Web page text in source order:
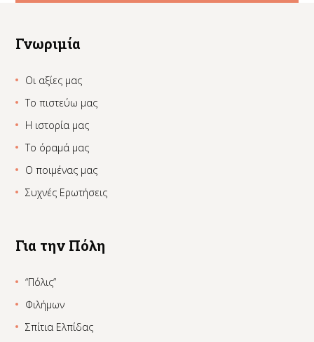
Γνωριμία
Οι αξίες μας
Το πιστεύω μας
Η ιστορία μας
Το όραμά μας
Ο ποιμένας μας
Συχνές Ερωτήσεις
Για την Πόλη
“Πόλις”
Φιλήμων
Σπίτια Ελπίδας